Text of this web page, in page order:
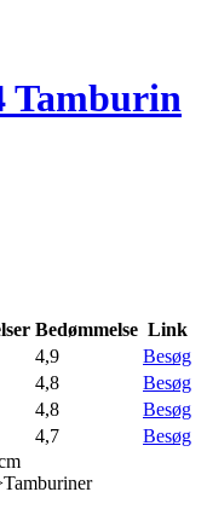
Tamburin
Bedømmelse Link
4,9
Besøg
4,8
Besøg
4,8
Besøg
4,7
Besøg